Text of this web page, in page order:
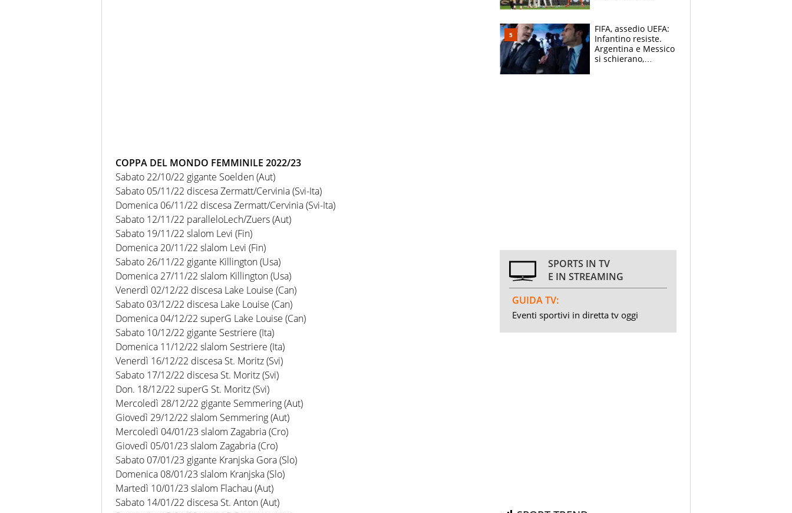
COPPA DEL MONDO FEMMINILE 2022/23
Sabato 22/10/22 gigante Soelden (Aut)
Sabato 05/11/22 discesa Zermatt/Cervinia (Svi-Ita)
Domenica 06/11/22 discesa Zermatt/Cervinia (Svi-Ita)
Sabato 12/11/22 paralleloLech/Zuers (Aut)
Sabato 19/11/22 slalom Levi (Fin)
Domenica 20/11/22 slalom Levi (Fin)
Sabato 26/11/22 gigante Killington (Usa)
Domenica 27/11/22 slalom Killington (Usa)
Venerdì 02/12/22 discesa Lake Louise (Can)
Sabato 03/12/22 discesa Lake Louise (Can)
Domenica 04/12/22 superG Lake Louise (Can)
Sabato 10/12/22 gigante Sestriere (Ita)
Domenica 11/12/22 slalom Sestriere (Ita)
Venerdì 16/12/22 discesa St. Moritz (Svi)
Sabato 17/12/22 discesa St. Moritz (Svi)
Don. 18/12/22 superG St. Moritz (Svi)
Mercoledì 28/12/22 gigante Semmering (Aut)
Giovedì 29/12/22 slalom Semmering (Aut)
Mercoledì 04/01/23 slalom Zagabria (Cro)
Giovedì 05/01/23 slalom Zagabria (Cro)
Sabato 07/01/23 gigante Kranjska Gora (Slo)
Domenica 08/01/23 slalom Kranjska (Slo)
Martedì 10/01/23 slalom Flachau (Aut)
Sabato 14/01/22 discesa St. Anton (Aut)
FIFA, assedio UEFA:
Infantino resiste.
Argentina e Messico
si schierano,
SPORTS IN TV
E IN STREAMING
GUIDA TV:
Eventi sportivi in diretta tv oggi